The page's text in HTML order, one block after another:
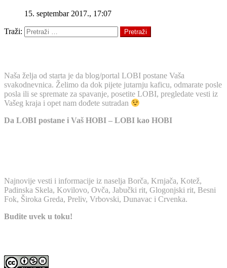
15. septembar 2017., 17:07
Traži: Pretraži
Naša želja od starta je da blog/portal LOBI postane Vaša
svakodnevnica. Želimo da dok pijete jutarnju kaficu, odmarate posle
posla ili se spremate za spavanje, posetite LOBI, pregledate vesti iz
Vašeg kraja i opet nam dođete sutradan
Da LOBI postane i Vaš HOBI – LOBI kao HOBI
Najnovije vesti i informacije iz naselja Borča, Krnjača, Kotež,
Padinska Skela, Kovilovo, Ovča, Jabučki rit, Glogonjski rit, Besni
Fok, Široka Greda, Preliv, Vrbovski, Dunavac i Crvenka.
Budite uvek u toku!